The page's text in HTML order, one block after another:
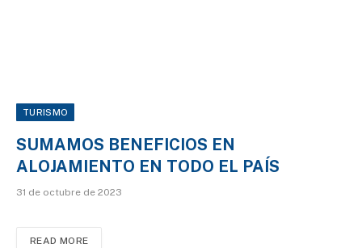
TURISMO
SUMAMOS BENEFICIOS EN
ALOJAMIENTO EN TODO EL PAÍS
31 de octubre de 2023
READ MORE